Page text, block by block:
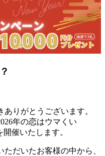
りがとうございます。
年の恋はウマくい
催いたします。
だいたお客様の中から、